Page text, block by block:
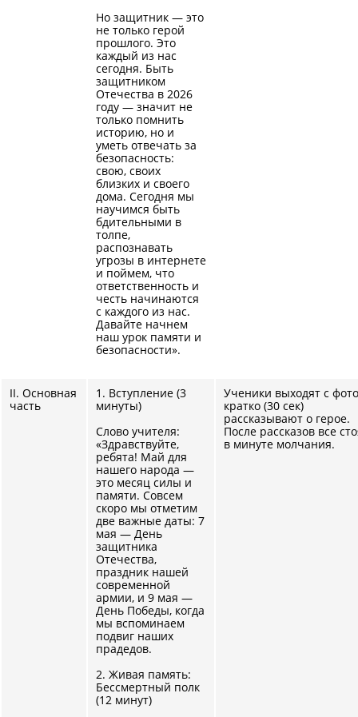
Но защитник — это
не только герой
прошлого. Это
каждый из нас
сегодня. Быть
защитником
Отечества в 2026
году — значит не
только помнить
историю, но и
уметь отвечать за
безопасность:
свою, своих
близких и своего
дома. Сегодня мы
научимся быть
бдительными в
толпе,
распознавать
угрозы в интернете
и поймем, что
ответственность и
честь начинаются
с каждого из нас.
Давайте начнем
наш урок памяти и
безопасности».
II. Основная
часть
1. Вступление (3
минуты)
Слово учителя:
«Здравствуйте,
ребята! Май для
нашего народа —
это месяц силы и
памяти. Совсем
скоро мы отметим
две важные даты: 7
мая — День
защитника
Отечества,
праздник нашей
современной
армии, и 9 мая —
День Победы, когда
мы вспоминаем
подвиг наших
прадедов.
2. Живая память:
Бессмертный полк
(12 минут)
Ученики выходят с
кратко (30 сек)
рассказывают о герое.
После рассказов все
в минуте молчания.